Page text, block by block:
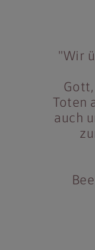
"Wir
Toten
auch